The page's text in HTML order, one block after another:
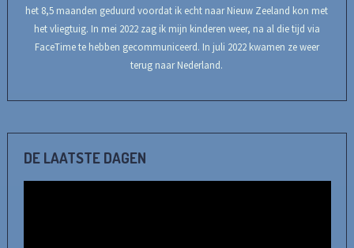
het 8,5 maanden geduurd voordat ik echt naar Nieuw Zeeland kon met
het vliegtuig. In mei 2022 zag ik mijn kinderen weer, na al die tijd via
FaceTime te hebben gecommuniceerd. In juli 2022 kwamen ze weer
terug naar Nederland.
DE LAATSTE DAGEN